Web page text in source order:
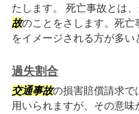
たします。 死亡事故とは
故のことをさします。死
をイメージされる方が多
過失割合
交通事故の損害賠償請求で
用いられますが、その意